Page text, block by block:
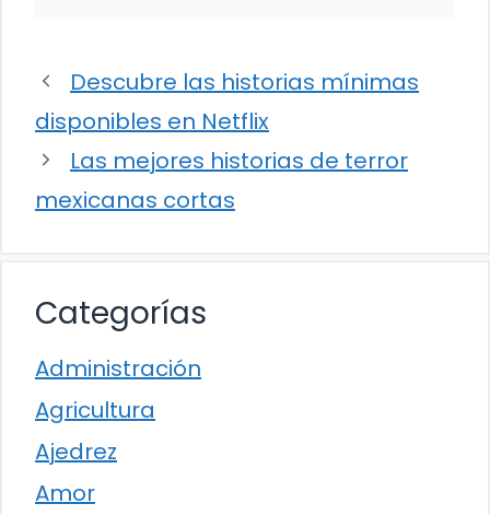
Descubre las historias mínimas
disponibles en Netflix
Las mejores historias de terror
mexicanas cortas
Categorías
Administración
Agricultura
Ajedrez
Amor